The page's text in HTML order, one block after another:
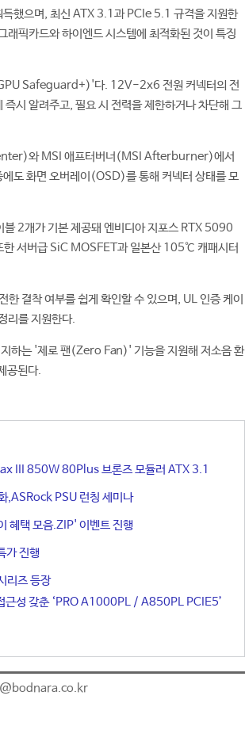
했으며, 최신 ATX 3.1과 PCIe 5.1 규격을 지원한
픽카드와 하이엔드 시스템에 최적화된 것이 특징
Safeguard+)'다. 12V-2x6 전원 커넥터의 전
시 알려주고, 필요 시 전력을 제한하거나 차단해 그
와 MSI 애프터버너(MSI Afterburner)에서
도 화면 오버레이(OSD)를 통해 커넥터 상태를 모
2개가 기본 제공돼 엔비디아 지포스 RTX 5090
한 서버급 SiC MOSFET과 일본산 105℃ 캐패시터
결착 여부를 쉽게 확인할 수 있으며, UL 인증 케이
리를 지원한다.
하는 '제로 팬(Zero Fan)' 기능을 지원해 저소음 환
공된다.
III 850W 80Plus 브론즈 모듈러 ATX 3.1
,ASRock PSU 런칭 세미나
혜택 모음.ZIP' 이벤트 진행
가 진행
리즈 등장
근성 갖춘 ‘PRO A1000PL / A850PL PCIE5’